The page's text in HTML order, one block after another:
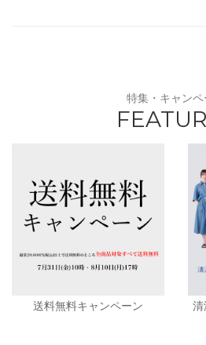
特集・キャンペ
送料無料キャンペーン
清